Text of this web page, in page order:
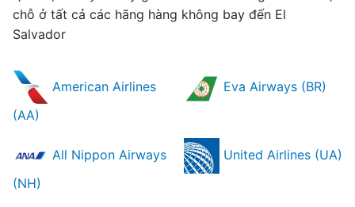
chỗ ở tất cả các hãng hàng không bay đến El
Salvador
American Airlines
(AA)
Eva Airways (BR)
All Nippon Airways
(NH)
United Airlines (UA)